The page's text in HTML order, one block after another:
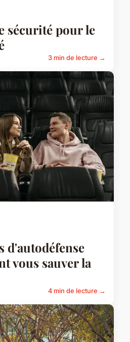
sécurité pour le
3 min de lecture →
d'autodéfense
vous sauver la
4 min de lecture →